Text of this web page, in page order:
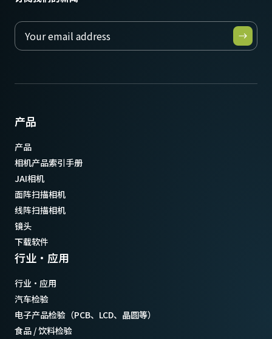
产品
产品
相机产品索引手册
JAI相机
面阵扫描相机
线阵扫描相机
镜头
下载软件
行业·应用
行业·应用
汽车检验
电子产品检验（PCB、LCD、晶圆等）
食品 / 饮料检验